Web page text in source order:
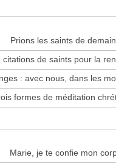
Prions les saints de
citations de saints pour la
: avec nous, dans les
formes de méditation
Marie, je te confie mon